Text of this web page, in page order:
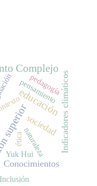
Complejo
educaciónIndicadores climáticos
Conocimientos
sociedad
naturaleza
pensamiento
ética
Yuk Hui
Inclusión
pedagogía